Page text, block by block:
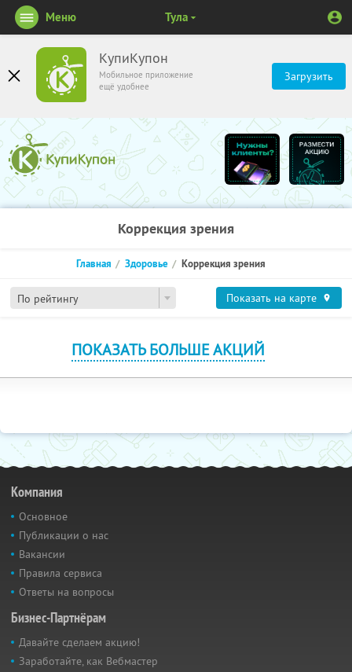
КупиКупон
Мобильное приложение
ещё удобнее
Загрузить
Меню Тула
Коррекция зрения
По рейтингу
Главная Здоровье Коррекция зрения
Показать на карте
ПОКАЗАТЬ БОЛЬШЕ АКЦИЙ
Компания
Основное
Публикации о нас
Вакансии
Правила сервиса
Ответы на вопросы
Бизнес-Партнёрам
Давайте сделаем акцию!
Заработайте, как Вебмастер